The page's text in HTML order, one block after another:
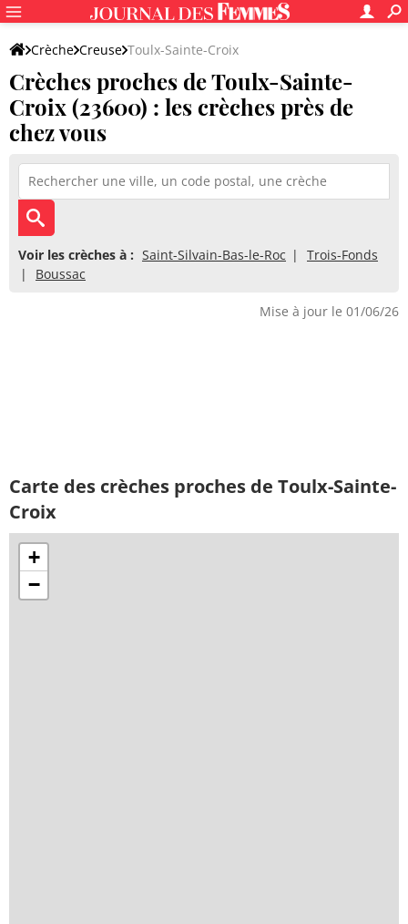
Crèche Creuse Toulx-Sainte-Croix
Crèches proches de Toulx-Sainte-
Croix (23600) : les crèches près de
chez vous
Voir les crèches à : Saint-Silvain-Bas-le-Roc
Trois-Fonds
Boussac
Mise à jour le 01/06/26
Carte des crèches proches de Toulx-Sainte-
Croix
+
−